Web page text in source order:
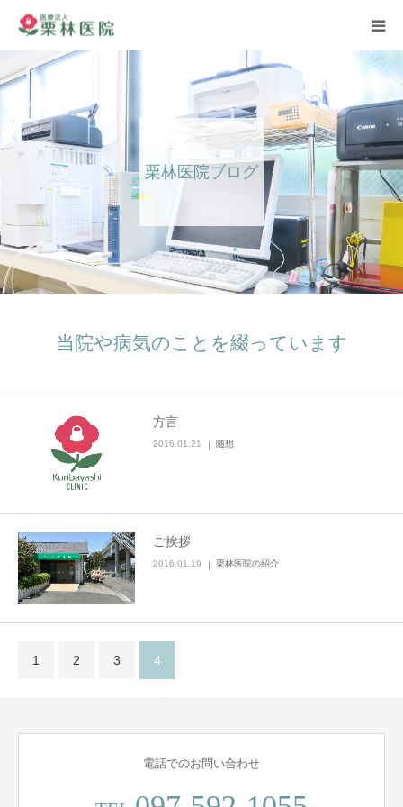
栗林医院ブログ
当院や病気のことを綴っています
方言
2016.01.21 随想
ご挨拶
2016.01.19 栗林医院の紹介
1 2 3 4
電話でのお問い合わせ
お知らせ
ごあいさつ
医師紹介
診療案内
診察担当表